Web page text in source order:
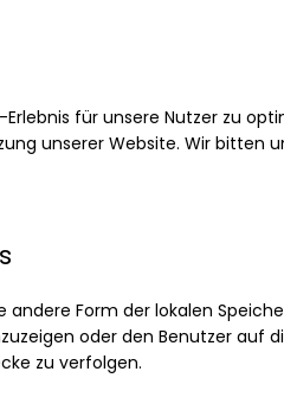
für unsere Nutzer zu
unserer Website. Wir bitten
Form der lokalen
oder den Benutzer auf
zu verfolgen.